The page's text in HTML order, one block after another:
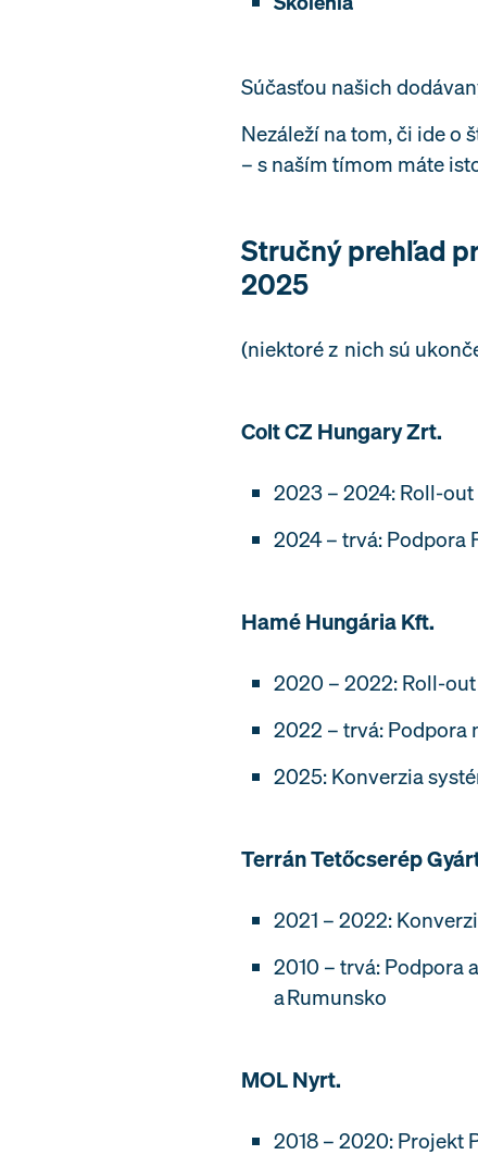
Súčasťou našich
Nezáleží na tom, či ide
– s naším tímom máte
Stručný prehľad
2025
(niektoré z nich sú
Colt CZ Hungary Zrt.
2023 – 2024: Roll-out
2024 – trvá: Podpora
Hamé Hungária Kft.
2020 – 2022: Roll-out
2022 – trvá: Podpora
2025: Konverzia
Terrán Tetőcserép
2021 – 2022:
2010 – trvá: Podpora
a Rumunsko
MOL Nyrt.
2018 – 2020: Projekt